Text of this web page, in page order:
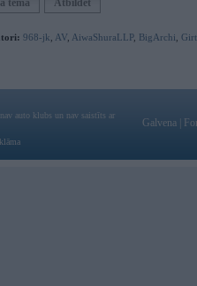
tēma Atbildēt
968-jk AV AiwaShuraLLP, BigArchi
auto klubs un nav saistīts ar
Galvena